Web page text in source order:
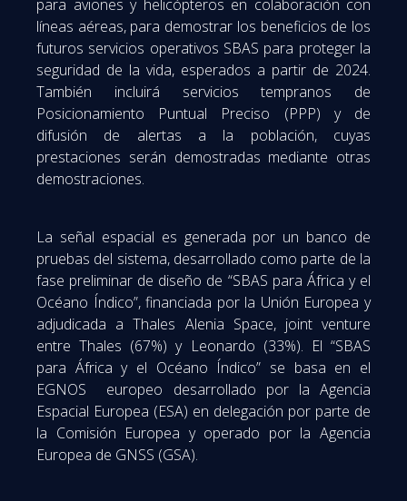
para aviones y helicópteros en colaboración con
líneas aéreas, para demostrar los beneficios de los
futuros servicios operativos SBAS para proteger la
seguridad de la vida, esperados a partir de 2024.
También incluirá servicios tempranos de
Posicionamiento Puntual Preciso (PPP) y de
difusión de alertas a la población, cuyas
prestaciones serán demostradas mediante otras
demostraciones.
La señal espacial es generada por un banco de
pruebas del sistema, desarrollado como parte de la
fase preliminar de diseño de “SBAS para África y el
Océano Índico”, financiada por la Unión Europea y
adjudicada a Thales Alenia Space, joint venture
entre Thales (67%) y Leonardo (33%). El “SBAS
para África y el Océano Índico” se basa en el
EGNOS europeo desarrollado por la Agencia
Espacial Europea (ESA) en delegación por parte de
la Comisión Europea y operado por la Agencia
Europea de GNSS (GSA).